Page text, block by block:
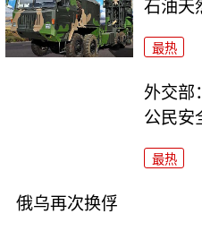
石油天
最热
外交部
公民安
最热
俄乌再次换俘